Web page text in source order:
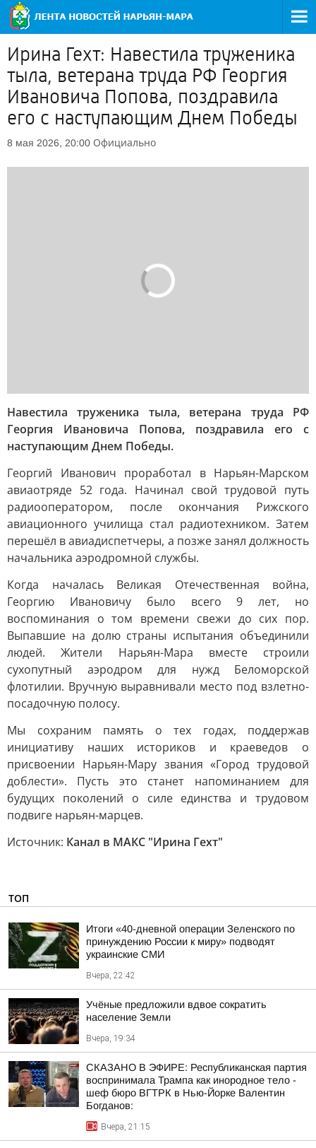
Ирина Гехт: Навестила труженика
тыла, ветерана труда РФ Георгия
Ивановича Попова, поздравила
его с наступающим Днем Победы
8 мая 2026, 20:00 Официально
Навестила труженика тыла, ветерана труда РФ
Георгия Ивановича Попова, поздравила его с
наступающим Днем Победы.
Георгий Иванович проработал в Нарьян-Марском
авиаотряде 52 года. Начинал свой трудовой путь
радиооператором, после окончания Рижского
авиационного училища стал радиотехником. Затем
перешёл в авиадиспетчеры, а позже занял должность
начальника аэродромной службы.
Когда началась Великая Отечественная война,
Георгию Ивановичу было всего 9 лет, но
воспоминания о том времени свежи до сих пор.
Выпавшие на долю страны испытания объединили
людей. Жители Нарьян-Мара вместе строили
сухопутный аэродром для нужд Беломорской
флотилии. Вручную выравнивали место под взлетно-
посадочную полосу.
Мы сохраним память о тех годах, поддержав
инициативу наших историков и краеведов о
присвоении Нарьян-Мару звания «Город трудовой
доблести». Пусть это станет напоминанием для
будущих поколений о силе единства и трудовом
подвиге нарьян-марцев.
Источник: Канал в МАКС "Ирина Гехт"
ТОП
Итоги «40-дневной операции Зеленского по
принуждению России к миру» подводят
украинские СМИ
Вчера, 22:42
Учёные предложили вдвое сократить
население Земли
Вчера, 19:34
СКАЗАНО В ЭФИРЕ: Республиканская партия
воспринимала Трампа как инородное тело -
шеф бюро ВГТРК в Нью-Йорке Валентин
Богданов:
Вчера, 21:15